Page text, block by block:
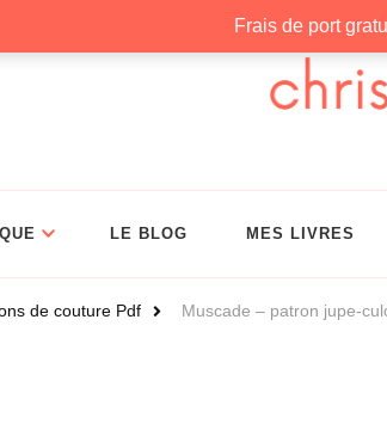
Frais de port
LE BLOG MES LIVRES
de couture Pdf Muscade – patron jupe-